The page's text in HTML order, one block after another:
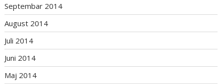
Septembar 2014
August 2014
Juli 2014
Juni 2014
Maj 2014